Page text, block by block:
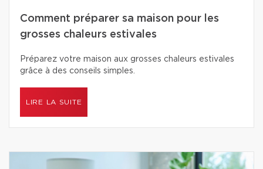
Comment préparer sa maison pour les
grosses chaleurs estivales
Préparez votre maison aux grosses chaleurs estivales
grâce à des conseils simples.
LIRE LA SUITE